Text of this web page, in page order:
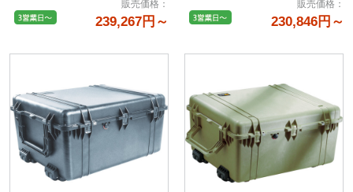
販売価格 ：
239,267円～
販売価格 ：
230,846円～